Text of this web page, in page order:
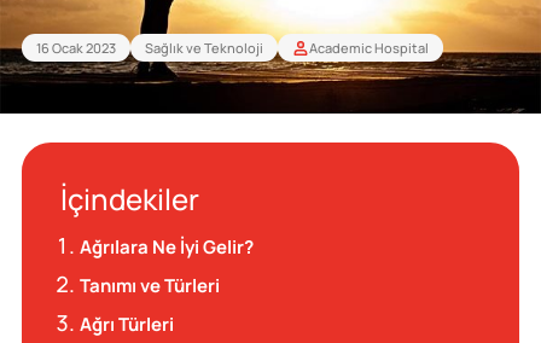
16 Ocak 2023 Sağlık ve Teknoloji Academic Hospital
İçindekiler
Ağrılara Ne İyi Gelir?
Tanımı ve Türleri
Ağrı Türleri